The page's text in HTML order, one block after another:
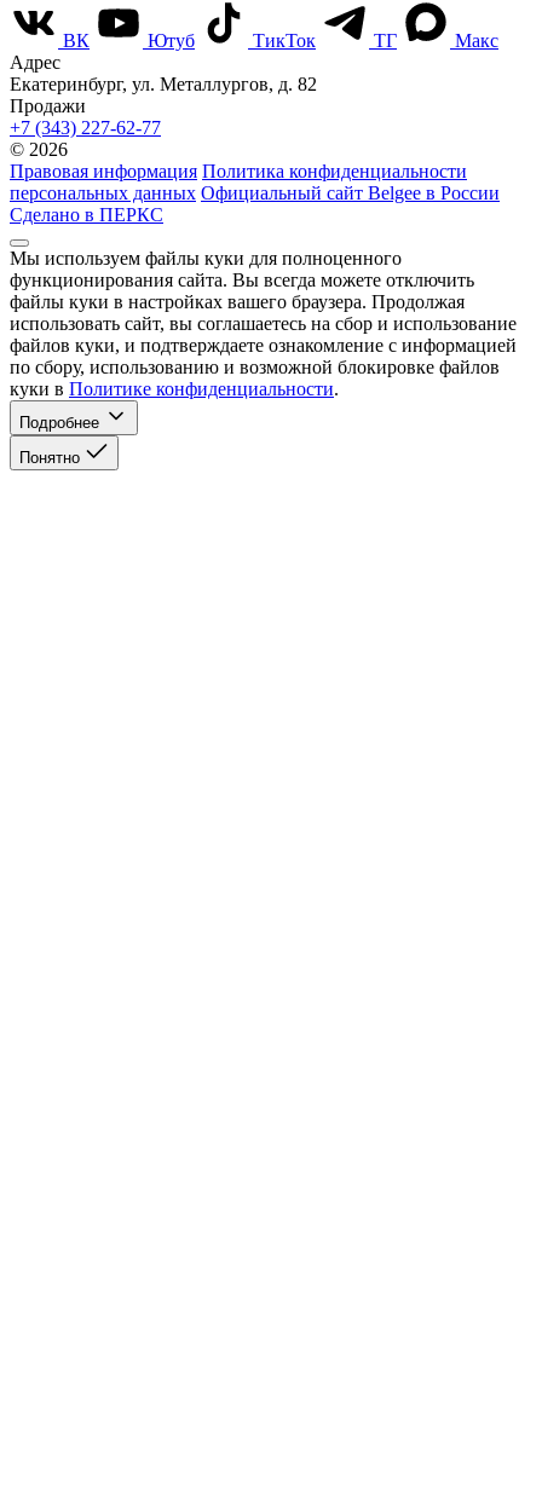
ВК Ютуб ТикТок ТГ
Макс
Адрес
Екатеринбург, ул. Металлургов, д. 82
Продажи
+7 (343) 227-62-77
© 2026
Правовая информация Политика конфиденциальности
персональных данных Официальный сайт Belgee в России
Сделано в ПЕРКС
Мы используем файлы куки для полноценного
функционирования сайта. Вы всегда можете отключить
файлы куки в настройках вашего браузера. Продолжая
использовать сайт, вы соглашаетесь на сбор и использование
файлов куки, и подтверждаете ознакомление с информацией
по сбору, использованию и возможной блокировке файлов
куки в Политике конфиденциальности.
Подробнее
Понятно